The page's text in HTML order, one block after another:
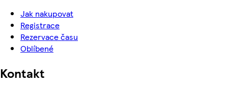
Jak nakupovat
Registrace
Rezervace času
Oblíbené
Kontakt